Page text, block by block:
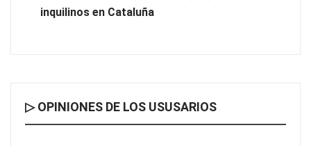
inquilinos en Cataluña
▷ OPINIONES DE LOS USUSARIOS